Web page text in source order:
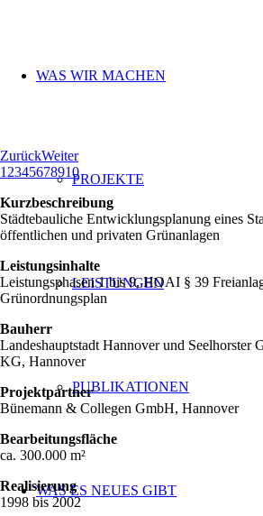
WAS WIR MACHEN
PROJEKTE
LEISTUNGEN
PUBLIKATIONEN
WAS ES NEUES GIBT
ZurückWeiter
1 2345678910
Kurzbeschreibung
Städtebauliche Entwicklungsplanung eines
öffentlichen und privaten Grünanlagen
Leistungsinhalte
Leistungsphasen 1 bis 9, HOAI § 39
Grünordnungsplan
Bauherr
Landeshauptstadt Hannover und Seelhorster
KG, Hannover
Projektpartner
Bünemann & Collegen GmbH, Hannover
Bearbeitungsfläche
ca. 300.000 m²
Realisierung
1998 bis 2002